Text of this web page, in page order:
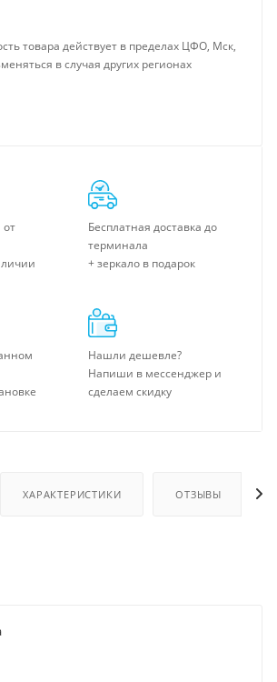
товара действует в пределах ЦФО, Мск,
в случая других регионах
от
Бесплатная доставка до
терминала
+ зеркало в подарок
Нашли дешевле?
Напиши в мессенджер и
сделаем скидку
ХАРАКТЕРИСТИКИ ОТЗЫВЫ